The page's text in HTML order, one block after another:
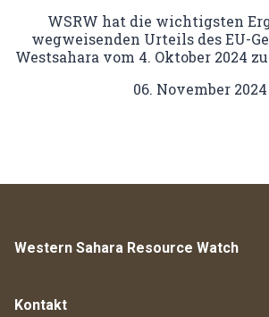
WSRW hat die wichtigsten
wegweisenden Urteils des EU-
Westsahara vom 4. Oktober 2024
06. November 2024
Western Sahara Resource Watch
Kontakt